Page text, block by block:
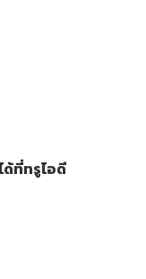
ด้ที่ทรูไอดี